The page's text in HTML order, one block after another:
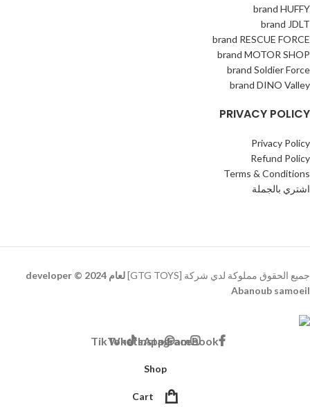
brand HUFFY
brand JDLT
brand RESCUE FORCE
brand MOTOR SHOP
brand Soldier Force
brand DINO Valley
PRIVACY POLICY
Privacy Policy
Refund Policy
Terms & Conditions
اشتري بالجملة
جميع الحقوق مملوكة لدي شركة [GTG TOYS]
لعام 2024 © developer
Abanoub samoeil
Facebook
Instagram
WhatsApp
TikTok
Shop
Cart